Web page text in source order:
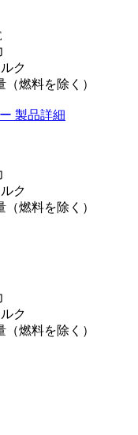
ク
（燃料を除く）
製品詳細
ク
（燃料を除く）
ク
（燃料を除く）